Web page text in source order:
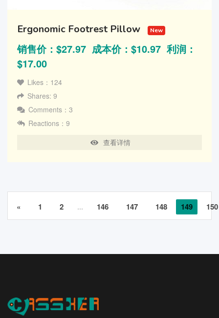
Ergonomic Footrest Pillow New
销售价：$27.97 成本价：$10.97 利润：
$17.00
Likes：124
Shares: 9
Comments：3
Reactions：9
查看详情
« 1 2 ... 146 147 148 149 150